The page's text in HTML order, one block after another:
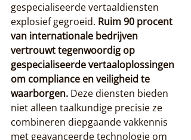
gespecialiseerde vertaaldiensten
explosief gegroeid. Ruim 90 procent
van internationale bedrijven
vertrouwt tegenwoordig op
gespecialiseerde vertaaloplossingen
om compliance en veiligheid te
waarborgen. Deze diensten bieden
niet alleen taalkundige precisie ze
combineren diepgaande vakkennis
met geavanceerde technologie om